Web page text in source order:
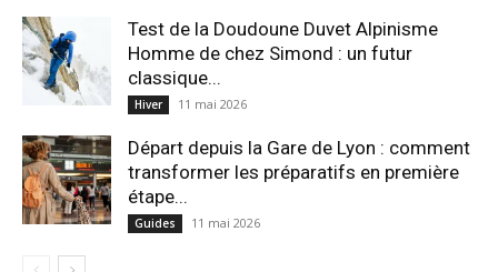
Test de la Doudoune Duvet Alpinisme
Homme de chez Simond : un futur
classique...
Hiver 11 mai 2026
Départ depuis la Gare de Lyon : comment
transformer les préparatifs en pre⁠mière
étape...
Guides 11 mai 2026